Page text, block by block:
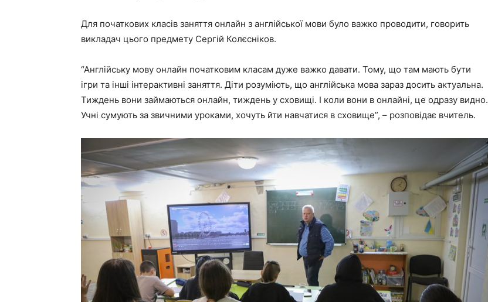
Для початкових класів заняття онлайн з англійської мови було важко проводити, говорить
викладач цього предмету Сергій Колєсніков.
“Англійську мову онлайн початковим класам дуже важко давати. Тому, що там мають бути
ігри та інші інтерактивні заняття. Діти розуміють, що англійська мова зараз досить актуальна.
Тиждень вони займаються онлайн, тиждень у сховищі. І коли вони в онлайні, це одразу видно.
Учні сумують за звичними уроками, хочуть йти навчатися в сховище”, – розповідає вчитель.